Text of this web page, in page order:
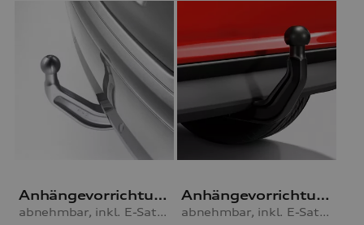
Anhängevorrichtung
abnehmbar, inkl. E-Satz, für Fahrzeuge ohne Vorbereitung für AHV
Anhängevorrichtung
abnehmbar, inkl. E-Satz, für Fahrzeuge ohne Vorbereitung für AHV